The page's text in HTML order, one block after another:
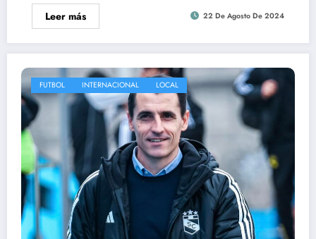
Leer más 22 De Agosto De 2024
FUTBOL INTERNACIONAL LOCAL